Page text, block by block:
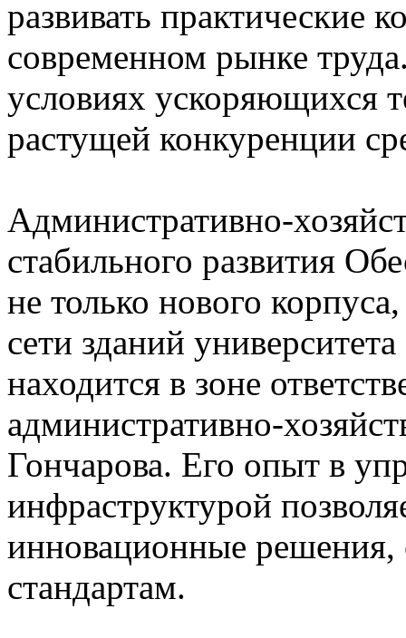
развивать практические
современном рынке
условиях ускоряющихся
растущей конкуренции
Административно-
стабильного развития
не только нового
сети зданий
находится в зоне
административно-
Гончарова. Его опыт в
инфраструктурой
инновационные
стандартам.